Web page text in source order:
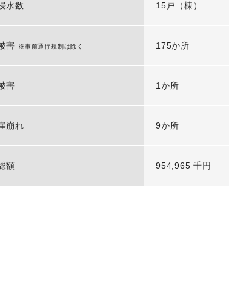
水数 15戸（棟）
害 ※事前通行規制は除く 175か所
害 1か所
崩れ 9か所
額 954,965 千円